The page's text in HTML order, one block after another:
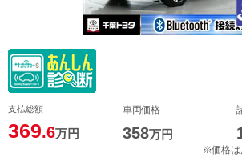
支払総額
369.6万円
車両価格
358万円
※価格は